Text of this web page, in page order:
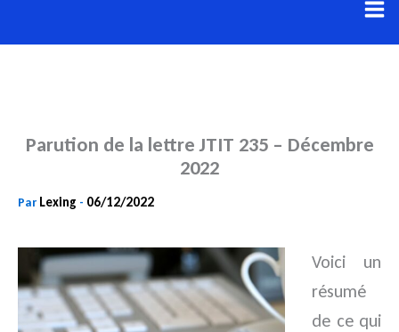
au
Parution de la lettre JTIT 235 – Décembre
2022
Par Lexing - 06/12/2022
Voici un
résumé
de ce qui